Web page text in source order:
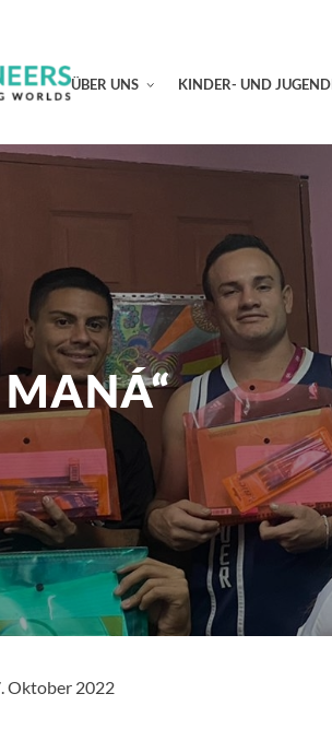
ÜBER UNS KINDER- UND
Oktober 2022